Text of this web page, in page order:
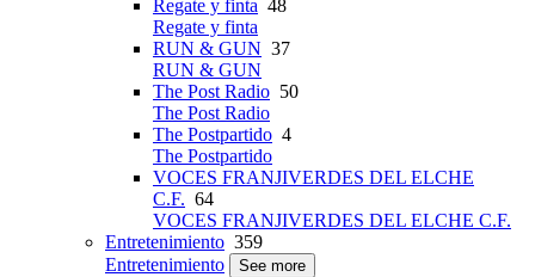
Regate y finta 48
Regate y finta
RUN & GUN 37
RUN & GUN
The Post Radio 50
The Post Radio
The Postpartido 4
The Postpartido
VOCES FRANJIVERDES DEL ELCHE
C.F. 64
VOCES FRANJIVERDES DEL ELCHE C.F.
Entretenimiento 359
Entretenimiento
See more